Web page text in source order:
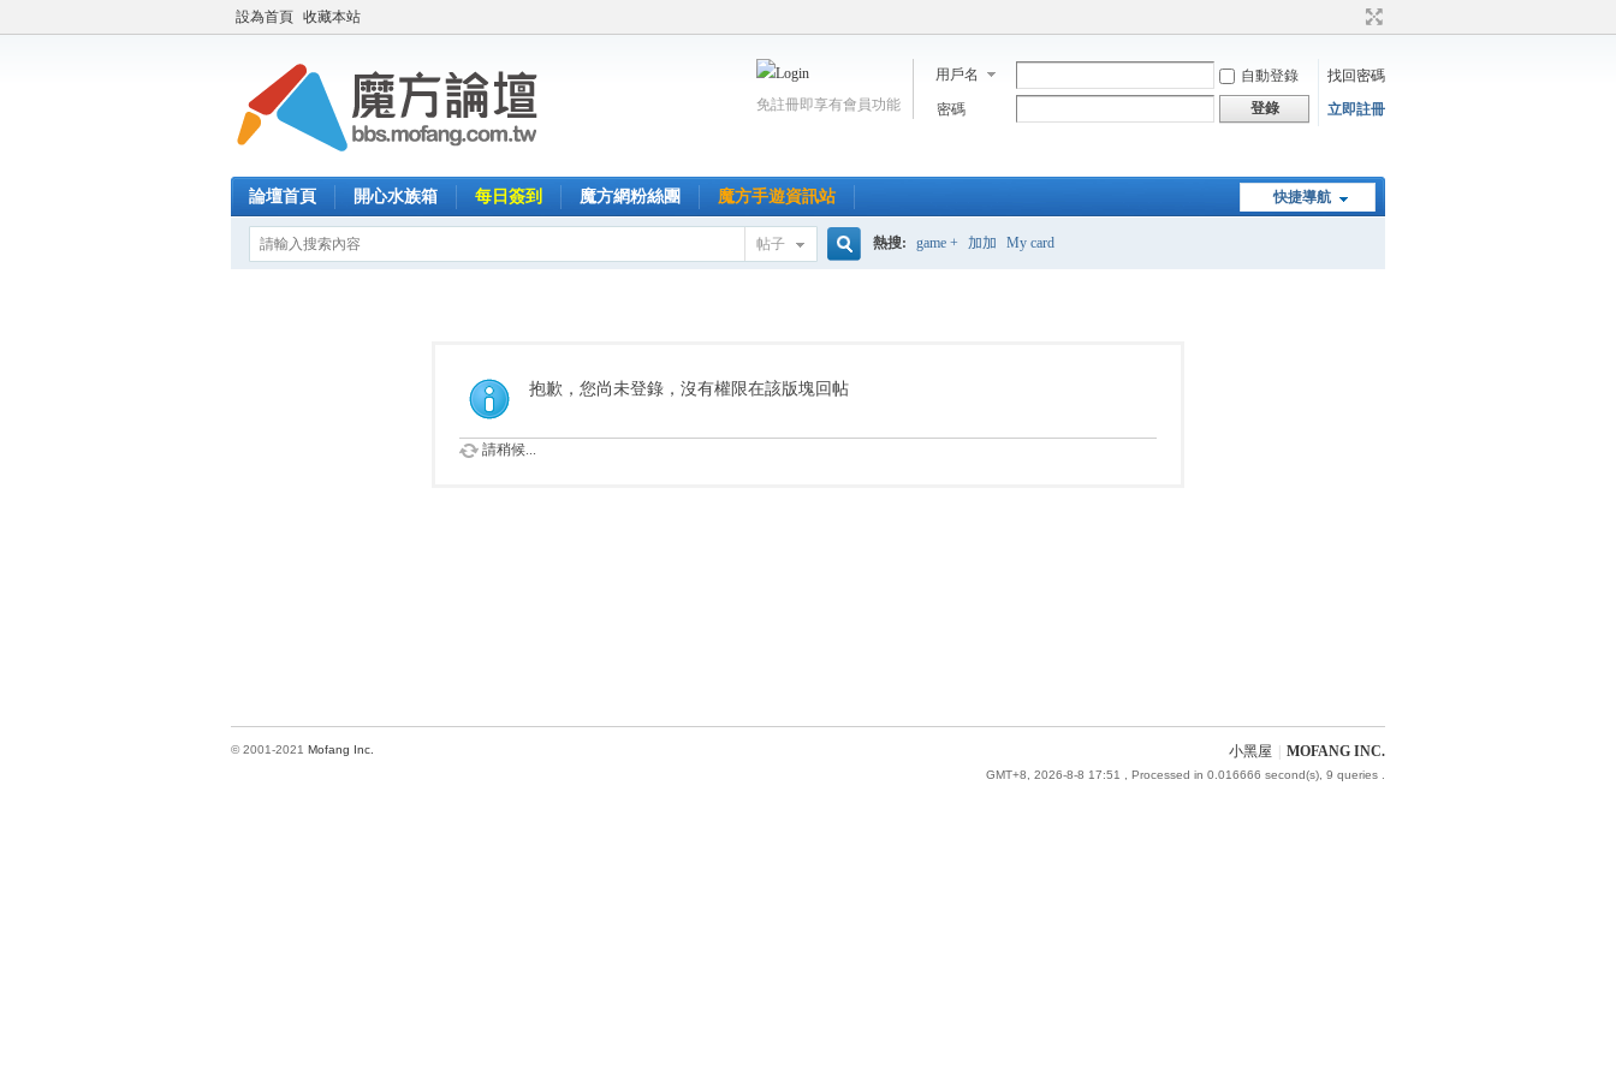
設為首頁 收藏本站
用戶名 自動登錄
找回密碼
密碼
登錄 立即註冊
免註冊即享有會員功能
快捷導航
論壇首頁 開心水族箱 每日簽到 魔方網粉絲團 魔方手遊資訊站
帖子
索
熱搜: game + 加加 My card
抱歉，您尚未登錄，沒有權限在該版塊回帖
請稍候...
小黑屋 MOFANG INC.
GMT+8, 2026-8-8 17:51 , Processed in 0.016666 second(s), 9 queries .
© 2001-2021 Mofang Inc.